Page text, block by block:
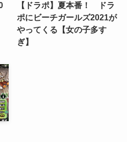
【ドラポ】夏本番！ ドラ
ポにビーチガールズ2021が
やってくる【女の子多す
ぎ】